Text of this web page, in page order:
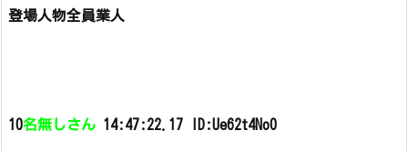
登場人物全員業人
10名無しさん 14:47:22.17 ID:Ue62t4No0